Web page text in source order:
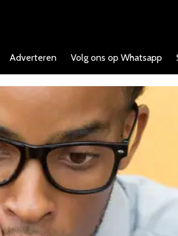
Adverteren Volg ons op Whatsapp